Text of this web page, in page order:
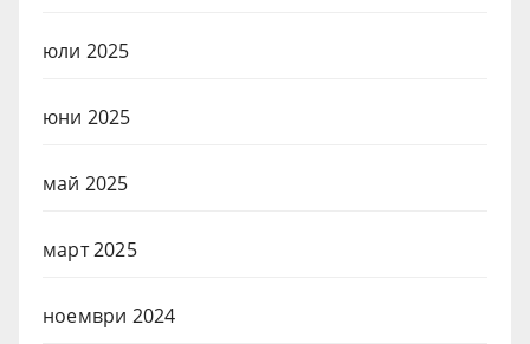
юли 2025
юни 2025
май 2025
март 2025
ноември 2024